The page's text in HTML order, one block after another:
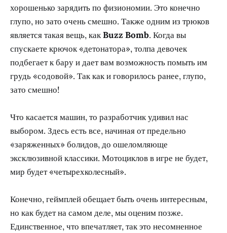
хорошенько зарядить по физиономии. Это конечно
глупо, но зато очень смешно. Также одним из трюков
является такая вещь, какBuzz Bomb. Когда вы
спускаете крючок «детонатора», толпа девочек
подбегает к бару и дает вам возможность помыть им
грудь «содовой». Так как и говорилось ранее, глупо,
зато смешно!
Что касается машин, то разработчик удивил нас
выбором. Здесь есть все, начиная от предельно
«заряженных» болидов, до ошеломляюще
эксклюзивной классики. Мотоциклов в игре не будет,
мир будет «четырехколесный».
Конечно, геймплей обещает быть очень интересным,
но как будет на самом деле, мы оценим позже.
Единственное, что впечатляет, так это несомненное